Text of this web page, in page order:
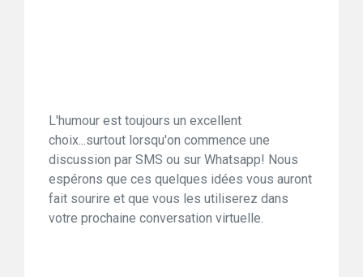
L'humour est toujours un excellent
choix...surtout lorsqu'on commence une
discussion par SMS ou sur Whatsapp! Nous
espérons que ces quelques idées vous auront
fait sourire et que vous les utiliserez dans
votre prochaine conversation virtuelle.